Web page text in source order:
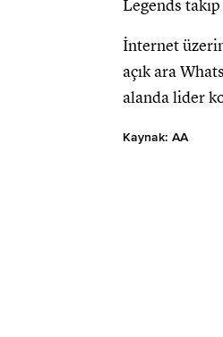
Legends
İnternet
açık ara
alanda lider
Kaynak: AA